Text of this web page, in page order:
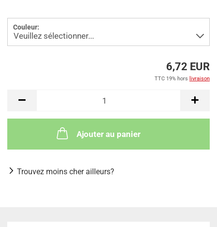
Couleur:
6,72 EUR
TTC 19% hors livraison
Ajouter au panier
Trouvez moins cher ailleurs?